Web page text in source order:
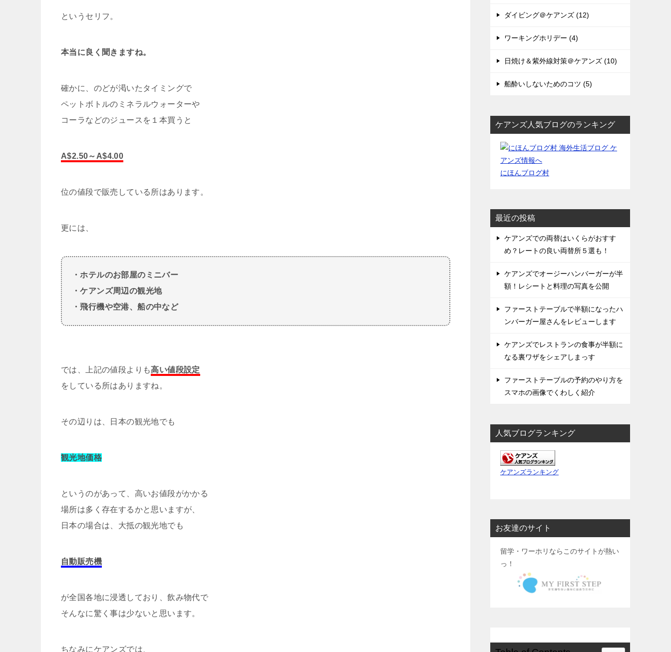
というセリフ。
本当に良く聞きますね。
確かに、のどが渇いたタイミングで
ペットボトルのミネラルウォーターや
コーラなどのジュースを１本買うと
A$2.50～A$4.00
位の値段で販売している所はあります。
更には、
・ホテルのお部屋のミニバー
・ケアンズ周辺の観光地
・飛行機や空港、船の中など
では、上記の値段よりも高い値段設定
をしている所はありますね。
その辺りは、日本の観光地でも
観光地価格
というのがあって、高いお値段がかかる
場所は多く存在するかと思いますが、
日本の場合は、大抵の観光地でも
自動販売機
が全国各地に浸透しており、飲み物代で
そんなに驚く事は少ないと思います。
ちなみにケアンズでは、
ダイビング＠ケアンズ (12)
ワーキングホリデー (4)
日焼け＆紫外線対策＠ケアンズ (10)
船酔いしないためのコツ (5)
ケアンズ人気ブログのランキング
にほんブログ村
最近の投稿
ケアンズでの両替はいくらがおすす
め？レートの良い両替所５選も！
ケアンズでオージーハンバーガーが半
額！レシートと料理の写真を公開
ファーストテーブルで半額になったハ
ンバーガー屋さんをレビューします
ケアンズでレストランの食事が半額に
なる裏ワザをシェアしまっす
ファーストテーブルの予約のやり方を
スマホの画像でくわしく紹介
人気ブログランキング
ケアンズランキング
お友達のサイト
留学・ワーホリならこのサイトが熱い
っ！